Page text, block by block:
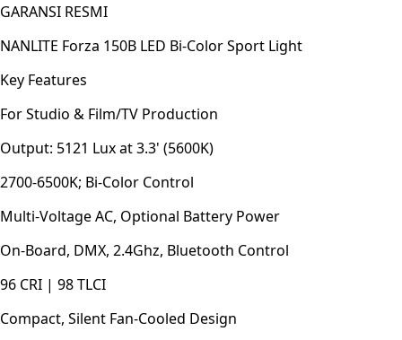
GARANSI RESMI
NANLITE Forza 150B LED Bi-Color Sport Light
Key Features
For Studio & Film/TV Production
Output: 5121 Lux at 3.3' (5600K)
2700-6500K; Bi-Color Control
Multi-Voltage AC, Optional Battery Power
On-Board, DMX, 2.4Ghz, Bluetooth Control
96 CRI | 98 TLCI
Compact, Silent Fan-Cooled Design